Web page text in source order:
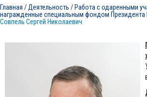
Главная /Деятельность / Работа с одаренными
награжденные специальным фондом Президента
Совпель Сергей Николаевич